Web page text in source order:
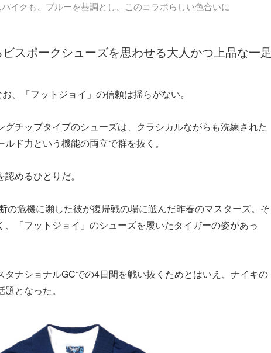
イクも、ブルーを基調とし、このコラボらしい色合いに
スポークシューズを思わせる大人かつ上品な一足
、「フットジョイ」の信頼は揺らがない。
チップタイプのシューズは、クラシカルながらも洗練された
ド力という機能の両立で群を抜く。
めるひとりだ。
の危機に瀕した彼が復帰戦の場に選んだ昨春のマスターズ。そ
、「フットジョイ」のシューズを履いたタイガーの姿があっ
タナショナルGCでの4日間を戦い抜くためとはいえ、ナイキの
となった。